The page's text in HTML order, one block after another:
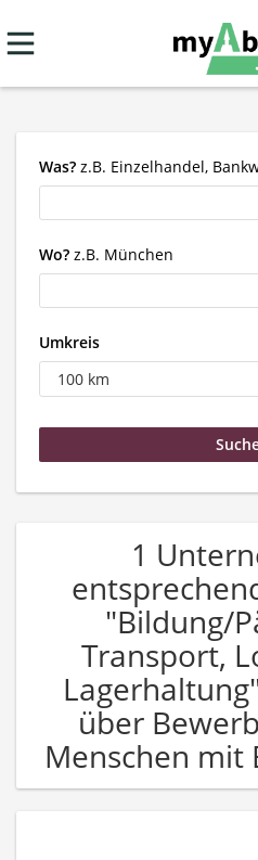
Was? z.B. Einzelhandel,
Wo? z.B. München
Umkreis
1
"Bildung/
Transport,
über
Menschen mit